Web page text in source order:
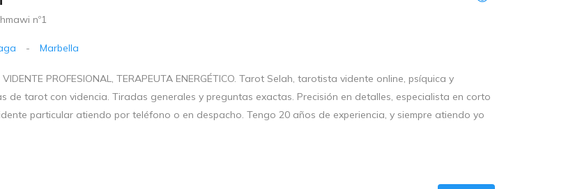
nº1
- Marbella
VIDENTE PROFESIONAL, TERAPEUTA ENERGÉTICO. Tarot Selah, tarotista vidente online, psíquica y
de tarot con videncia. Tiradas generales y preguntas exactas. Precisión en detalles, especialista en corto
particular atiendo por teléfono o en despacho. Tengo 20 años de experiencia, y siempre atiendo yo